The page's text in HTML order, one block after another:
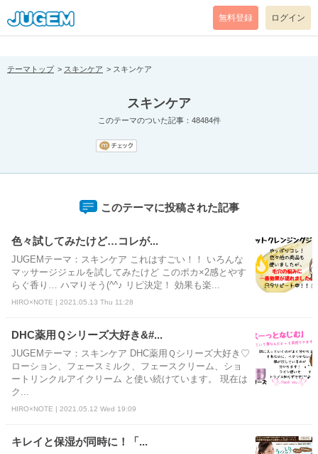
[pear_error: message="Success" code=0 mode=return level=notice
prefix="" info=""]
無料登録 ログイン
テーマトップ スキンケア スキンケア
スキンケア
このテーマのついた記事：48484件
このテーマに投稿された記事
色々試してみたけど…コレが...
JUGEMテーマ：スキンケア これはすごい！！ いろんな
マッサージジェルを試してみたけど このポカ×2感とやす
らぐ香り… ハマりそう(^^♪ リピ決定！ 効果も楽...
HIRO×NOTE | 2021.05.13 Thu 11:28
DHC薬用Ｑシリーズ大好き&#...
JUGEMテーマ：スキンケア DHC薬用Ｑシリーズ大好き♡
ローション、フェースミルク、フェースクリーム、ショ
ートリンクルアイクリーム と使い続けています。 現在は
ク...
HIRO×NOTE | 2021.05.12 Wed 19:09
キレイと保湿が同時に！「...